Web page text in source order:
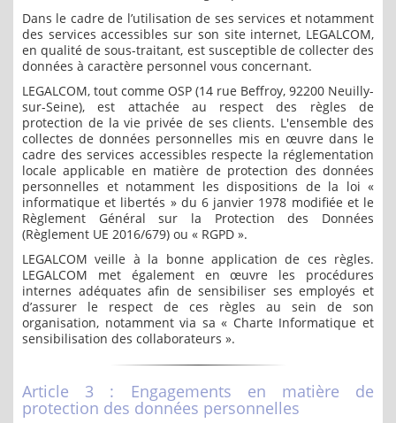
Dans le cadre de l’utilisation de ses services et notamment
des services accessibles sur son site internet, LEGALCOM,
en qualité de sous-traitant, est susceptible de collecter des
données à caractère personnel vous concernant.
LEGALCOM, tout comme OSP (14 rue Beffroy, 92200 Neuilly-
sur-Seine), est attachée au respect des règles de
protection de la vie privée de ses clients. L'ensemble des
collectes de données personnelles mis en œuvre dans le
cadre des services accessibles respecte la réglementation
locale applicable en matière de protection des données
personnelles et notamment les dispositions de la loi «
informatique et libertés » du 6 janvier 1978 modifiée et le
Règlement Général sur la Protection des Données
(Règlement UE 2016/679) ou « RGPD ».
LEGALCOM veille à la bonne application de ces règles.
LEGALCOM met également en œuvre les procédures
internes adéquates afin de sensibiliser ses employés et
d’assurer le respect de ces règles au sein de son
organisation, notamment via sa « Charte Informatique et
sensibilisation des collaborateurs ».
Article 3 : Engagements en matière de
protection des données personnelles